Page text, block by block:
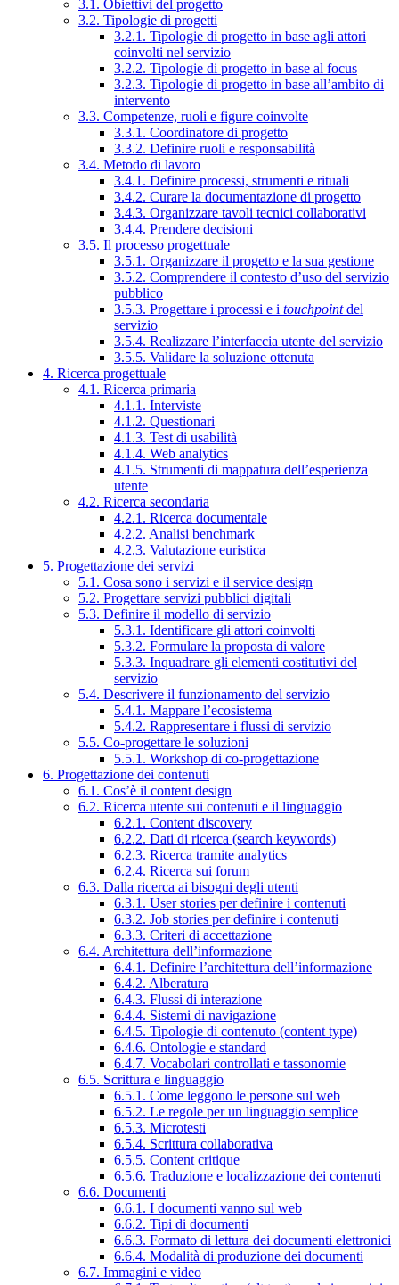
3.1. Obiettivi del progetto
3.2. Tipologie di progetti
3.2.1. Tipologie di progetto in base agli attori
coinvolti nel servizio
3.2.2. Tipologie di progetto in base al focus
3.2.3. Tipologie di progetto in base all’ambito di
intervento
3.3. Competenze, ruoli e figure coinvolte
3.3.1. Coordinatore di progetto
3.3.2. Definire ruoli e responsabilità
3.4. Metodo di lavoro
3.4.1. Definire processi, strumenti e rituali
3.4.2. Curare la documentazione di progetto
3.4.3. Organizzare tavoli tecnici collaborativi
3.4.4. Prendere decisioni
3.5. Il processo progettuale
3.5.1. Organizzare il progetto e la sua gestione
3.5.2. Comprendere il contesto d’uso del servizio
pubblico
3.5.3. Progettare i processi e i touchpointdel
servizio
3.5.4. Realizzare l’interfaccia utente del servizio
3.5.5. Validare la soluzione ottenuta
4. Ricerca progettuale
4.1. Ricerca primaria
4.1.1. Interviste
4.1.2. Questionari
4.1.3. Test di usabilità
4.1.4. Web analytics
4.1.5. Strumenti di mappatura dell’esperienza
utente
4.2. Ricerca secondaria
4.2.1. Ricerca documentale
4.2.2. Analisi benchmark
4.2.3. Valutazione euristica
5. Progettazione dei servizi
5.1. Cosa sono i servizi e il service design
5.2. Progettare servizi pubblici digitali
5.3. Definire il modello di servizio
5.3.1. Identificare gli attori coinvolti
5.3.2. Formulare la proposta di valore
5.3.3. Inquadrare gli elementi costitutivi del
servizio
5.4. Descrivere il funzionamento del servizio
5.4.1. Mappare l’ecosistema
5.4.2. Rappresentare i flussi di servizio
5.5. Co-progettare le soluzioni
5.5.1. Workshop di co-progettazione
6. Progettazione dei contenuti
6.1. Cos’è il content design
6.2. Ricerca utente sui contenuti e il linguaggio
6.2.1. Content discovery
6.2.2. Dati di ricerca (search keywords)
6.2.3. Ricerca tramite analytics
6.2.4. Ricerca sui forum
6.3. Dalla ricerca ai bisogni degli utenti
6.3.1. User stories per definire i contenuti
6.3.2. Job stories per definire i contenuti
6.3.3. Criteri di accettazione
6.4. Architettura dell’informazione
6.4.1. Definire l’architettura dell’informazione
6.4.2. Alberatura
6.4.3. Flussi di interazione
6.4.4. Sistemi di navigazione
6.4.5. Tipologie di contenuto (content type)
6.4.6. Ontologie e standard
6.4.7. Vocabolari controllati e tassonomie
6.5. Scrittura e linguaggio
6.5.1. Come leggono le persone sul web
6.5.2. Le regole per un linguaggio semplice
6.5.3. Microtesti
6.5.4. Scrittura collaborativa
6.5.5. Content critique
6.5.6. Traduzione e localizzazione dei contenuti
6.6. Documenti
6.6.1. I documenti vanno sul web
6.6.2. Tipi di documenti
6.6.3. Formato di lettura dei documenti elettronici
6.6.4. Modalità di produzione dei documenti
6.7. Immagini e video